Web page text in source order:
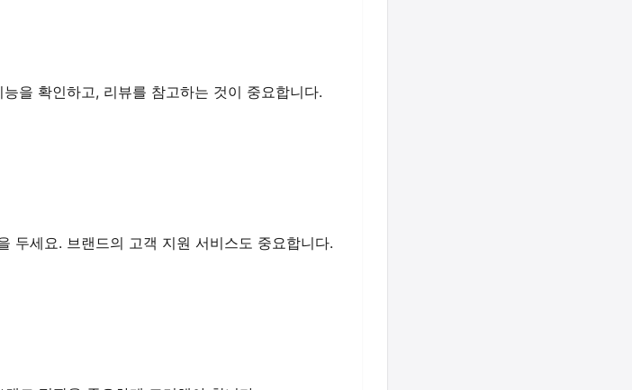
을 확인하고, 리뷰를 참고하는 것이 중요합니다.
두세요. 브랜드의 고객 지원 서비스도 중요합니다.